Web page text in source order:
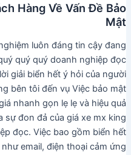
Hàng Về Vấn Đề Bảo
Mật
luôn đáng tin cậy đang
quý quý doanh nghiệp đọc
giải biển hết ý hỏi của người
bên tôi đến vụ Việc bảo mật
nhanh gọn lẹ lẹ và hiệu quả
sự đon đả của giá xe mx king
đọc. Việc bao gồm biển hết
email, điện thoại cảm ứng